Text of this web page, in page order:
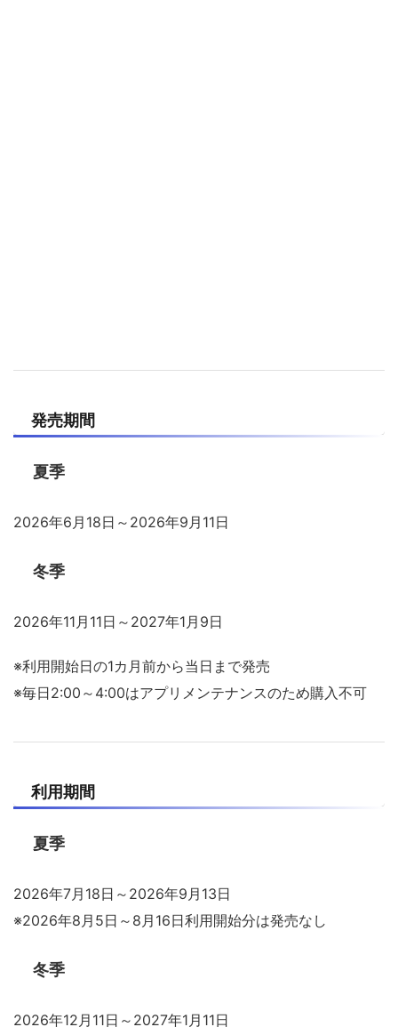
発売期間
夏季
2026年6月18日～2026年9月11日
冬季
2026年11月11日～2027年1月9日
※利用開始日の1カ月前から当日まで発売
※毎日2:00～4:00はアプリメンテナンスのため購入不可
利用期間
夏季
2026年7月18日～2026年9月13日
※2026年8月5日～8月16日利用開始分は発売なし
冬季
2026年12月11日～2027年1月11日